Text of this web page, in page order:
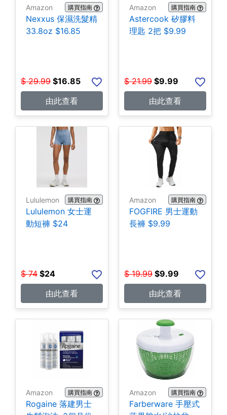
Amazon 購買指南
Nexxus 保濕洗髮精
33.8oz $16.85
$ 29.99 $16.85
由此查看
Amazon 購買指南
Astercook 矽膠料
理匙 2把 $9.99
$ 21.99 $9.99
由此查看
Lululemon 購買指南
Lululemon 女士運
動短褲 $24
$ 74 $24
由此查看
Amazon 購買指南
FOGFIRE 男士運動
長褲 $9.99
$ 19.99 $9.99
由此查看
Amazon 購買指南
Rogaine 落建男士
Amazon 購買指南
Farberware 手壓式